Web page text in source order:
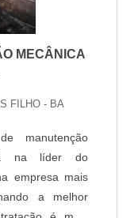
MECÂNICA
FILHO - BA
manutenção
na líder do
empresa mais
a melhor